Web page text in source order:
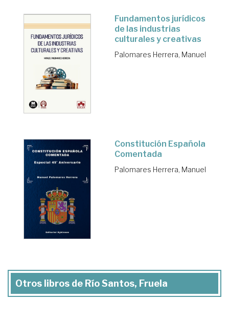
Fundamentos jurídicos
de las industrias
culturales y creativas
Palomares Herrera, Manuel
Constitución Española
Comentada
Palomares Herrera, Manuel
Otros libros de Río Santos, Fruela